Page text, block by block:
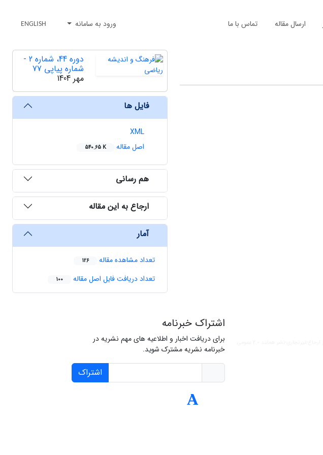
ارسال مقاله تماس با ما ورود به سامانه ENGLISH
دوره 44، شماره 2 -
شماره پیاپی 77
مهر 1404
فایل ها
XML
اصل مقاله
540.65 K
هم رسانی
ارجاع به این مقاله
آمار
تعداد مشاهده مقاله 126
تعداد دریافت فایل اصل مقاله 100
اشتراک خبرنامه
برای دریافت اخبار و اطلاعیه های مهم نشریه در
خبرنامه نشریه مشترک شوید.
اشتراک